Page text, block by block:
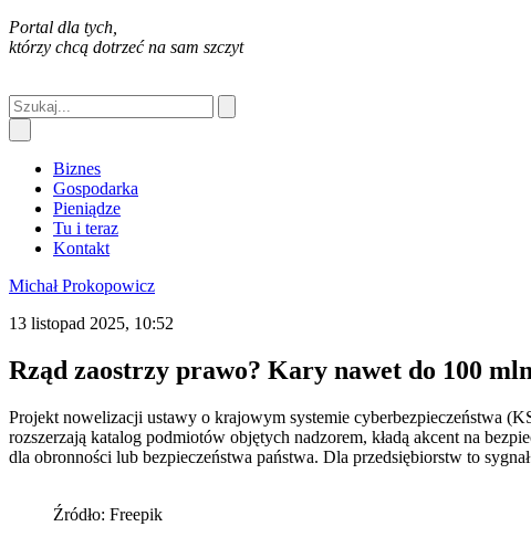
Portal dla tych,
którzy chcą dotrzeć na sam szczyt
Biznes
Gospodarka
Pieniądze
Tu i teraz
Kontakt
Michał Prokopowicz
13 listopad 2025, 10:52
Rząd zaostrzy prawo? Kary nawet do 100
Projekt nowelizacji ustawy o krajowym systemie cyberbezpieczeństwa
rozszerzają katalog podmiotów objętych nadzorem, kładą akcent na
dla obronności lub bezpieczeństwa państwa. Dla przedsiębiorstw to
Źródło: Freepik